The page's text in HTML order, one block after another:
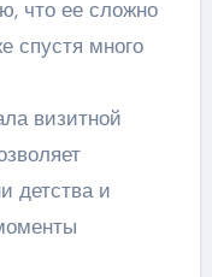
что ее сложно
спустя много
визитной
детства и